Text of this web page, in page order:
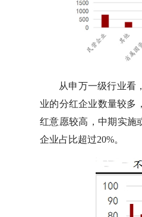
从申万一级行业看
业的分红企业数量较多
红意愿较高，中期实施
企业占比超过20%。